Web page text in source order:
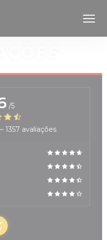
/5
1357 avaliações